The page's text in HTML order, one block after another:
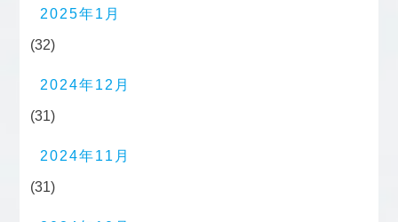
2025年1月
(32)
2024年12月
(31)
2024年11月
(31)